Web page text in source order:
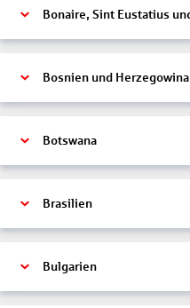
Bosnien und Herzegowina
Botswana
Brasilien
Bulgarien